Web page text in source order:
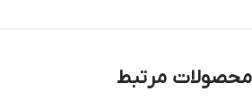
محصولات مرتبط